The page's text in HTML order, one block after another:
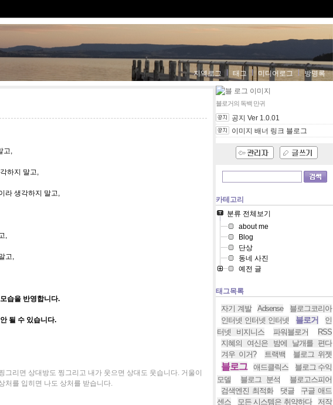
지역로그 태그 미디어로그 방명록
,
하지 말고,
라 생각하지 말고,
,
고,
습을 반영합니다.
될 수 있습니다.
그리면 상대방도 찡그리고 내가 웃으면 상대도 웃습니다. 거울이
처를 입히면 나도 상처를 받습니다.
블로거의 독백 만귀
공지 Ver 1.0.01
이미지 배너 링크 블로그
카테고리
분류 전체보기
about me
Blog
단상
동네 사진
예전 글
태그목록
자기 계발 Adsense
블로그코리아
인터넷 인터넷 인터넷
블로거
인
터넷 비지니스
파워블로거
RSS
지혜의 여신은 밤에 날개를 편다
겨우 이거?
트랙백 블로그 위젯
블로그 애드클릭스
블로그 수익
모델
블로그 분석
블로고스피어
검색엔진 최적화
댓글
구글 애드
센스
모든 시스템은 취약하다
저작